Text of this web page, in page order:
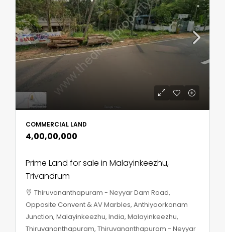
COMMERCIAL LAND
₹4,00,00,000
Prime Land for sale in Malayinkeezhu,
Trivandrum
Thiruvananthapuram - Neyyar Dam Road,
Opposite Convent & AV Marbles, Anthiyoorkonam
Junction, Malayinkeezhu, India, Malayinkeezhu,
Thiruvananthapuram, Thiruvananthapuram - Neyyar